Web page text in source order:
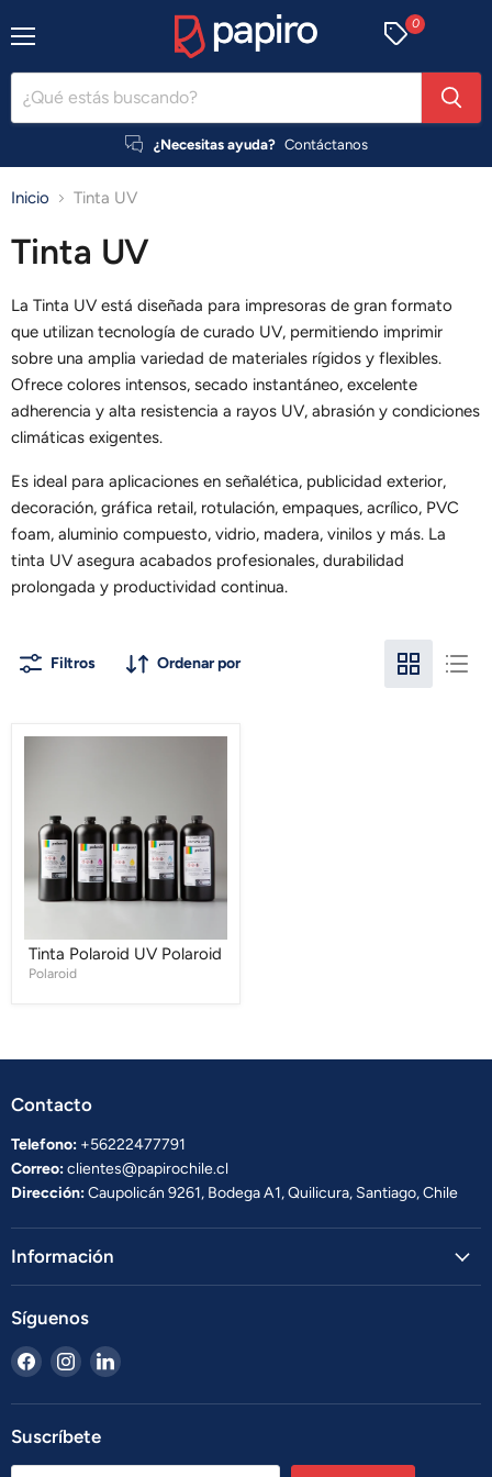
¿Necesitas ayuda? Contáctanos
0
Inicio Tinta UV
Tinta UV
La Tinta UV está diseñada para impresoras de gran formato
que utilizan tecnología de curado UV, permitiendo imprimir
sobre una amplia variedad de materiales rígidos y flexibles.
Ofrece colores intensos, secado instantáneo, excelente
adherencia y alta resistencia a rayos UV, abrasión y condiciones
climáticas exigentes.
Es ideal para aplicaciones en señalética, publicidad exterior,
decoración, gráfica retail, rotulación, empaques, acrílico, PVC
foam, aluminio compuesto, vidrio, madera, vinilos y más. La
tinta UV asegura acabados profesionales, durabilidad
prolongada y productividad continua.
Filtros Ordenar por
Tinta Polaroid UV Polaroid
Polaroid
Contacto
Telefono: +56222477791
Correo:clientes@papirochile.cl
Dirección:Caupolicán 9261, Bodega A1, Quilicura, Santiago, Chile
Información
Síguenos
Encuéntrenos
en
Facebook
Encuéntrenos
en
Instagram
Encuéntrenos
LinkedIn
Suscríbete